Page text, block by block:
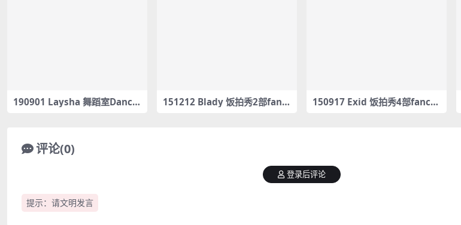
190901 Laysha 舞蹈室Dance
151212 Blady 饭拍秀2部fanc
150917 Exid 饭拍秀4部fanca
评论(0)
提示：请文明发言
登录后评论